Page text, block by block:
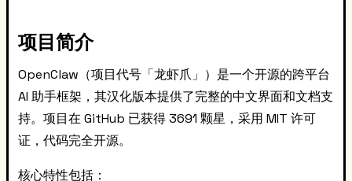
项目简介
OpenClaw（项目代号「龙虾爪」）是一个开源的跨平台
AI 助手框架，其汉化版本提供了完整的中文界面和文档支
持。项目在 GitHub 已获得 3691 颗星，采用 MIT 许可
证，代码完全开源。
核心特性包括：